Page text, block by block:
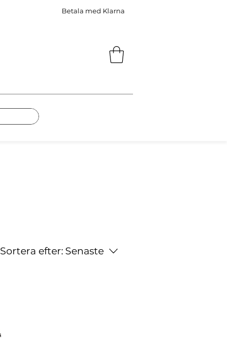
Betala med Klarna
Sortera efter: Senaste